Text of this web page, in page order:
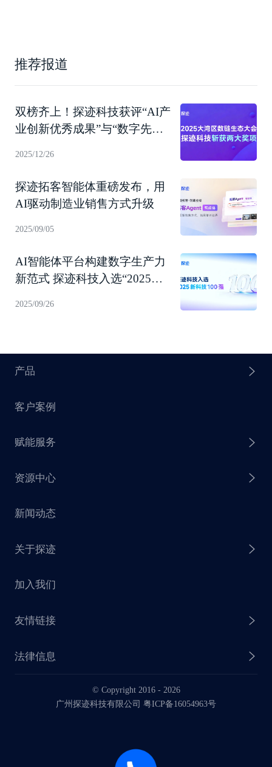
推荐报道
双榜齐上！探迹科技获评“AI产
业创新优秀成果”与“数字先锋
2025/12/26
探迹拓客智能体重磅发布，用
AI驱动制造业销售方式升级
2025/09/05
AI智能体平台构建数字生产力
新范式 探迹科技入选“2025新
2025/09/26
产品
探迹 AI Agent
探迹 AI 拓客
探迹 AI 触达
探迹 AI CRM
客户案例
赋能服务
赋能计划
资源中心
销售干货
探迹大数据研究院
新闻动态
关于探迹
企业介绍
联系我们
业务动态
加入我们
友情链接
法律信息
法律声明
© Copyright 2016 - 2026
广州探迹科技有限公司 粤ICP备16054963号